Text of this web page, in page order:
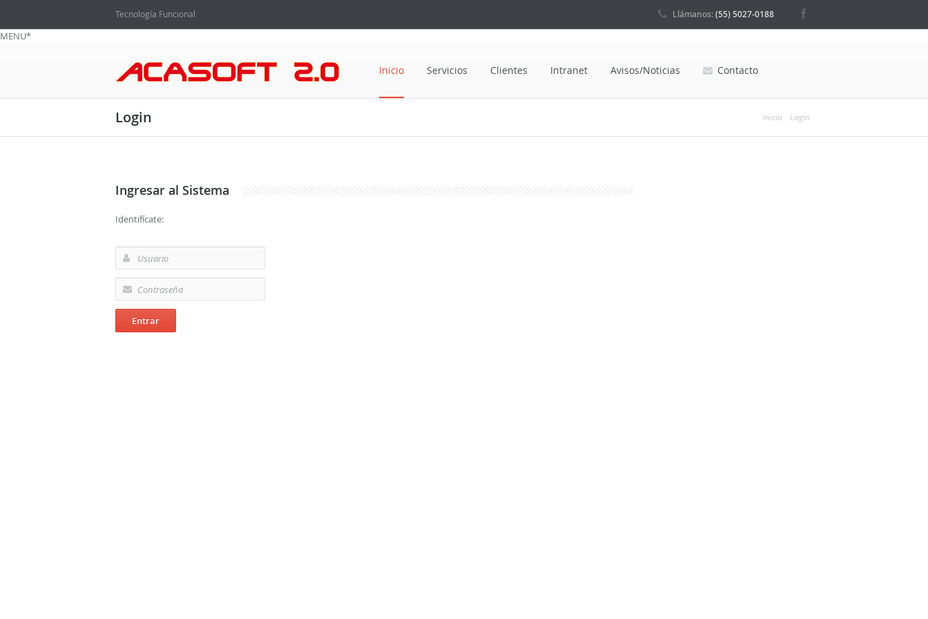
Tecnología Funcional Llámanos:(55) 5027-0188
MENU*
Inicio Servicios Clientes Intranet Avisos/Noticias Contacto
Inicio Login
Login
Ingresar al Sistema
Identifícate: